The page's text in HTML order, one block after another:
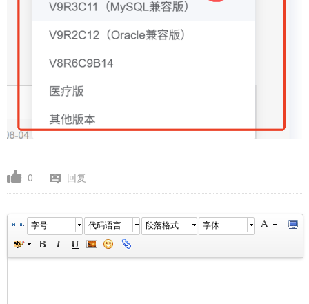
0 回复
字号 代码语言 段落格式 字体